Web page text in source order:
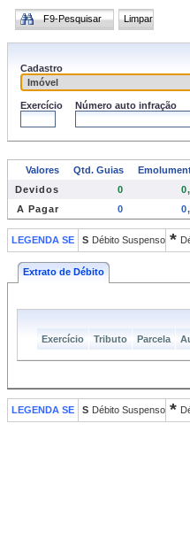
0
S Débito Suspenso *
Exercício Tributo Parcela
S Débito Suspenso *